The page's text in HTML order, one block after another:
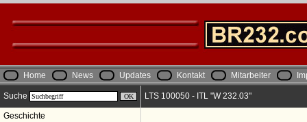
Home News Updates Kontakt Mitarbeiter
Suche
Geschichte
LTS 100050 - ITL "W 232.03"